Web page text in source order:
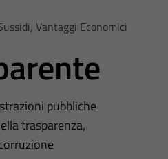
Vantaggi Economici
pubbliche
trasparenza,